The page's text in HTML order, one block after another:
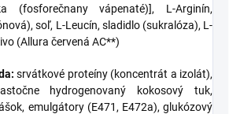
(fosforečnany vápenaté)], L-Arginín,
soľ, L-Leucín, sladidlo (sukralóza), L-
(Allura červená AC**)
srvátkové proteíny (koncentrát a izolát),
hydrogenovaný kokosový tuk,
emulgátory (E471, E472a), glukózový